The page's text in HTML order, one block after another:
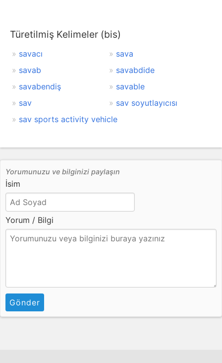
Türetilmiş Kelimeler (bis)
savacı
sava
savab
savabdide
savabendiş
savable
sav
sav soyutlayıcısı
sav sports activity vehicle
Yorumunuzu ve bilginizi paylaşın
İsim
Yorum / Bilgi
Gönder